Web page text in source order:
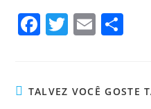
Fa
ok
T
er
E
TALVEZ VOCÊ GOSTE